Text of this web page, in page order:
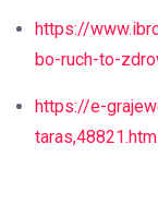
https://
bo-ruch-to-
https://e-
taras,48821.html